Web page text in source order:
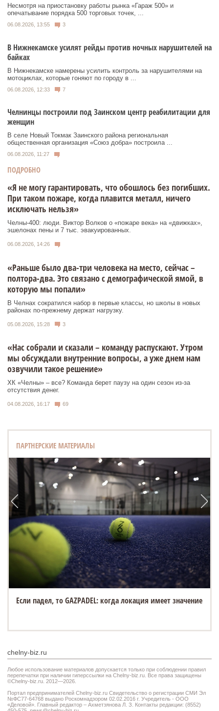
Несмотря на приостановку работы рынка «Гараж 500» и
опечатывание порядка 500 торговых точек, ...
06.08.2026, 13:55 3
В Нижнекамске усилят рейды против ночных нарушителей на
байках
В Нижнекамске намерены усилить контроль за нарушителями на
мотоциклах, которые гоняют по городу в ...
06.08.2026, 12:33 7
Челнинцы построили под Заинском центр реабилитации для
женщин
В селе Новый Токмак Заинского района региональная
общественная организация «Союз добра» построила ...
06.08.2026, 11:27
ПОДРОБНО
«Я не могу гарантировать, что обошлось без погибших.
При таком пожаре, когда плавится металл, ничего
исключать нельзя»
Челны-400: люди. Виктор Волков о «пожаре века» на «движках»,
эшелонах пены и 7 тыс. эвакуированных.
06.08.2026, 14:26
«Раньше было два-три человека на место, сейчас –
полтора-два. Это связано с демографической ямой, в
которую мы попали»
В Челнах сократился набор в первые классы, но школы в новых
районах по-прежнему держат нагрузку.
05.08.2026, 15:28 3
«Нас собрали и сказали – команду распускают. Утром
мы обсуждали внутренние вопросы, а уже днем нам
озвучили такое решение»
ХК «Челны» – все? Команда берет паузу на один сезон из-за
отсутствия денег.
04.08.2026, 16:17 69
ПАРТНЕРСКИЕ МАТЕРИАЛЫ
Если падел, то GAZPADEL: когда локация имеет значение
chelny-biz.ru
Любое использование материалов допускается только при соблюдении правил
перепечатки при наличии гиперссылки на Chelny-biz.ru. Все права защищены
©Chelny-biz.ru. 2012—2026.
Портал предпринимателей Chelny-biz.ru Свидетельство о регистрации СМИ Эл
№ФС77-64768 выдано Роскомнадзором 02.02.2016 г. Учредитель - ООО
«Деловой». Главный редактор – Ахметзянова Л. З. Контакты редакции: (8552)